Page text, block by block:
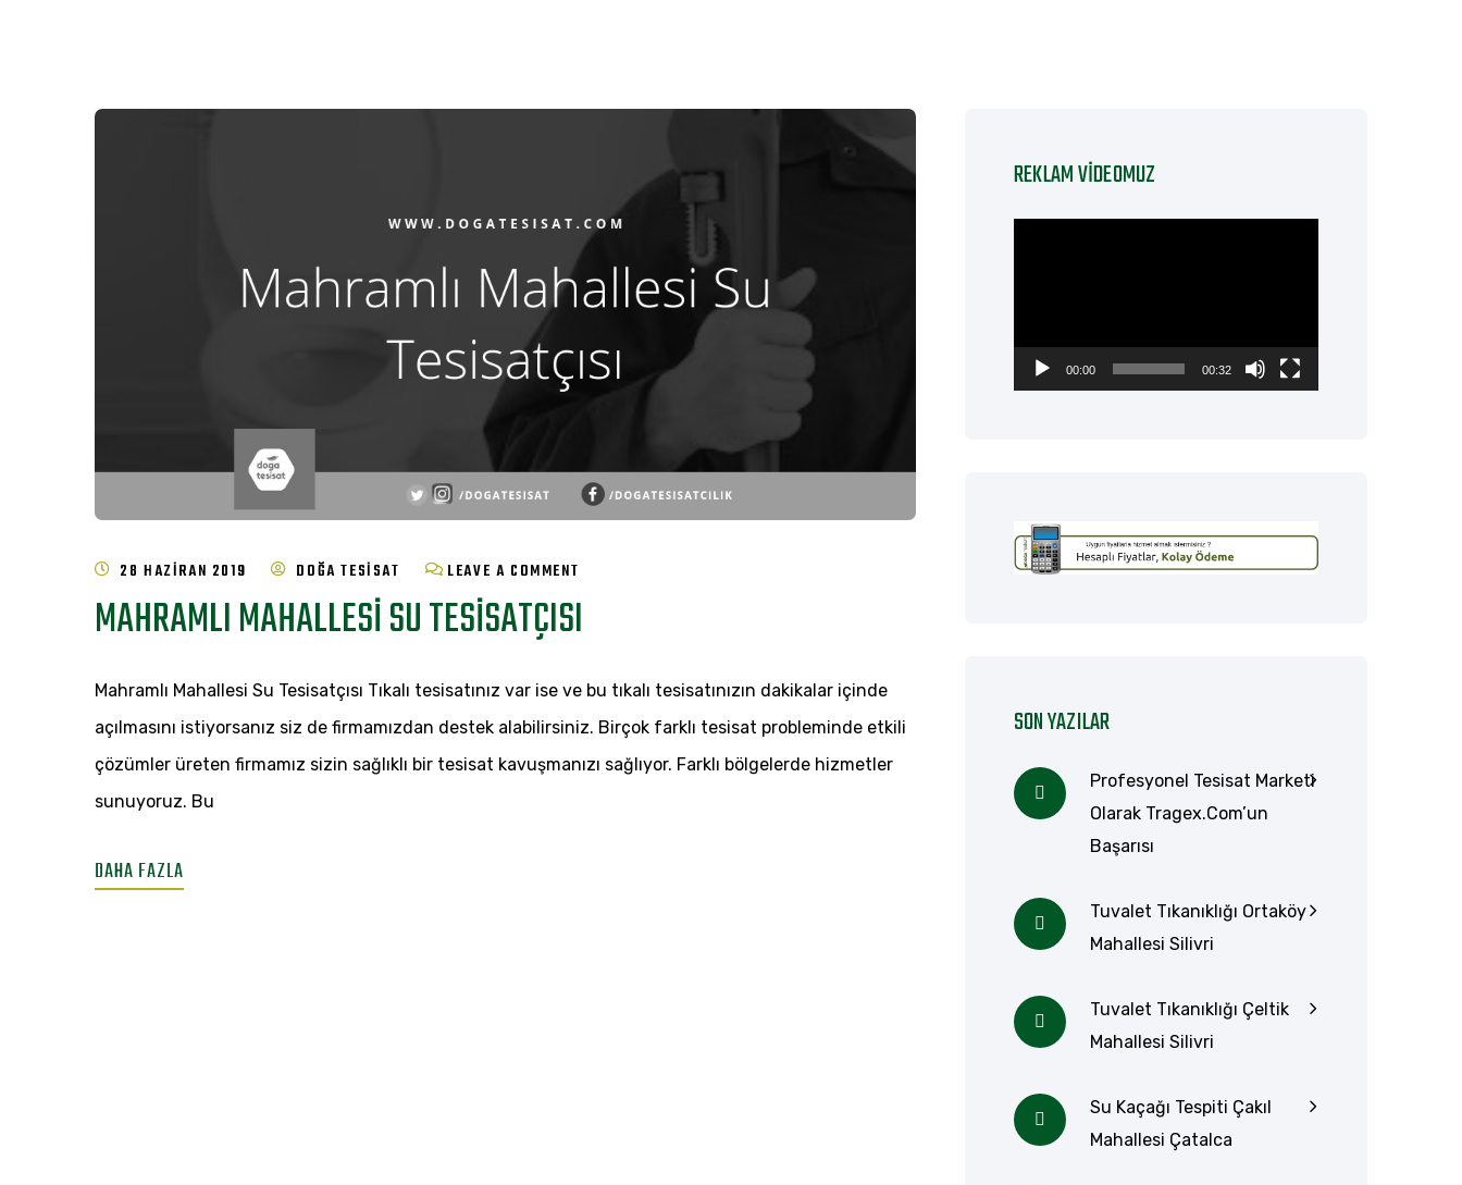
28 HAZIRAN 2019 DOĞA TESISAT LEAVE A COMMENT
MAHRAMLI
SU
TESISATÇISI
MAHRAMLI MAHALLESI SU TESISATÇISI
Mahramlı Mahallesi Su Tesisatçısı Tıkalı tesisatınız var ise ve bu tıkalı tesisatınızın dakikalar içinde
açılmasını istiyorsanız siz de firmamızdan destek alabilirsiniz. Birçok farklı tesisat probleminde etkili
çözümler üreten firmamız sizin sağlıklı bir tesisat kavuşmanızı sağlıyor. Farklı bölgelerde hizmetler
sunuyoruz. Bu
DAHA FAZLA
REKLAM VIDEOMUZ
00:00 00:32
SON YAZILAR
Profesyonel Tesisat Marketi
Olarak Tragex.com’un
Başarısı
Tuvalet Tıkanıklığı Ortaköy
Mahallesi Silivri
Tuvalet Tıkanıklığı Çeltik
Mahallesi Silivri
Su Kaçağı Tespiti Çakıl
Mahallesi Çatalca